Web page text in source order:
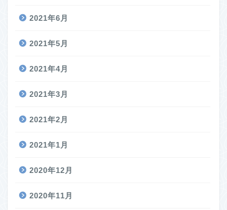
2021年6月
2021年5月
2021年4月
2021年3月
2021年2月
2021年1月
2020年12月
2020年11月